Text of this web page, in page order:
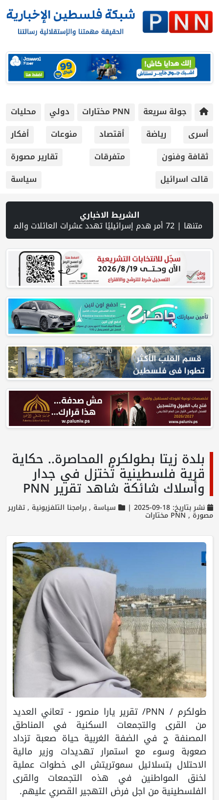
جولة سريعة PNN مختارات دولي
محليات
أسرى
رياضة أقتصاد منوعات
أفكار
ثقافة وفنون
متفرقات
تقارير مصورة
قالت اسرائيل
سياسة
الشريط الاخباري
بلدة زيتا بطولكرم المحاصرة.. حكاية
قرية فلسطينية تُختزل في جدار
وأسلاك شائكة شاهد تقرير PNN
نشر بتاريخ: 18-09-2025 | سياسة ,برامجنا التلفزيونية ,تقارير
مصورة , PNN مختارات
طولكرم / PNN/ تقرير يارا منصور - تعاني العديد
من القرى والتجمعات السكنية في المناطق
المصنفة ج في الضفة الغربية حياة صعبة تزداد
صعوبة وسوء مع استمرار تهديدات وزير مالية
الاحتلال بتسلائيل سموتريتش الى خطوات عملية
لخنق المواطنين في هذه التجمعات والقرى
الفلسطينية من اجل فرض التهجير القصري عليهم.